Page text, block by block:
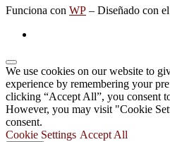
Funciona con WP – Diseñado con el
We use cookies on our website to
experience by remembering your
clicking “Accept All”, you consent
However, you may visit "Cookie
consent.
Cookie Settings Accept All